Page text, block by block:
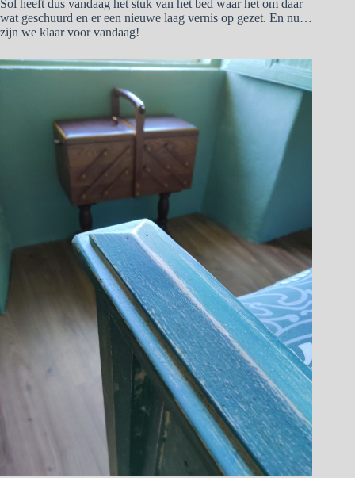
Sol heeft dus vandaag het stuk van het bed waar het om daar
wat geschuurd en er een nieuwe laag vernis op gezet. En nu…
zijn we klaar voor vandaag!